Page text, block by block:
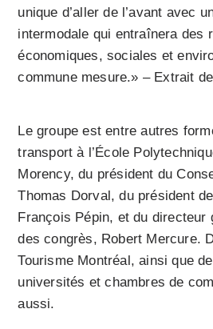
unique d’aller de l’avant avec
intermodale qui entraînera des
économiques, sociales et
commune mesure.» – Extrait
Le groupe est entre autres
transport à l’École
Morency, du président du
Thomas Dorval, du président
François Pépin, et du directeur
des congrès, Robert Mercure.
Tourisme Montréal, ainsi que
universités et chambres de
aussi.